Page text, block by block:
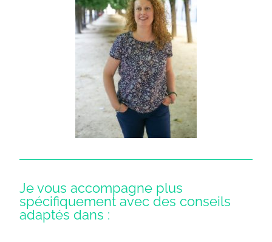
Je vous accompagne plus
spécifiquement avec des conseils
adaptés dans :